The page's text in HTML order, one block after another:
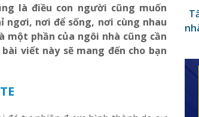
là điều con người cũng muốn
nơi để sống, nơi cùng nhau
một phần của ngôi nhà cũng cần
viết này sẽ mang đến cho bạn